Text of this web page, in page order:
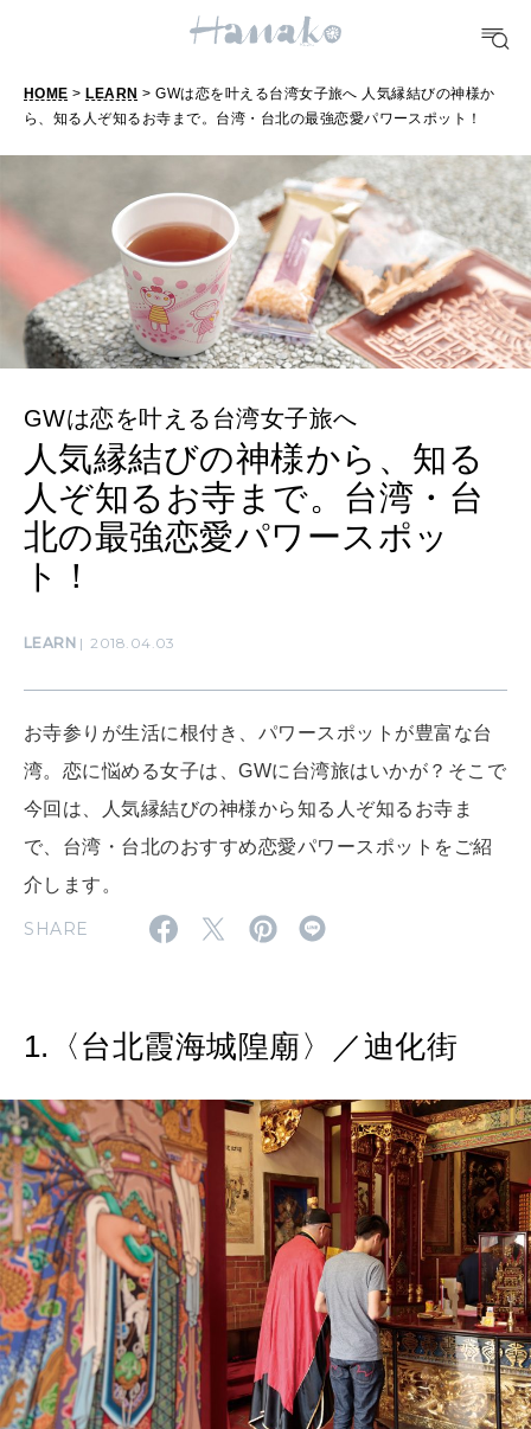
FORTUNE
明日のわたし
[12星座別] Weekly Holoscope
[12星座別] Monthly Love Holoscope
女神まり愛のタロットメッセージ
算命学がわかる今月のあなた
HEALTH
自分にやさしく
LEARN
知る、考える
MAMA
ママもいろいろ
CULTURE
WORK&MONEY
いい人生って？
MAGAZINE
2026年7月号「鎌倉 ローカルが 教えてくれた 本当の歩き方。」
2026年6月号「大銀座 トレンドが生まれる 新しい一流店へ。」
2026年5月号「“大好き”に出会いに。韓国」
2026年4月号「未来をつくる、学びの教科書。」
2026年3月号「スイーツ予想図 2026」
2026年2月号「良運を掴む 新・開運術。」
MAGAZINE MOOK
FOLLOW US!
HOME > LEARN > GWは恋を叶える台湾女子旅へ 人気縁結びの神様か
ら、知る人ぞ知るお寺まで。台湾・台北の最強恋愛パワースポット！
GWは恋を叶える台湾女子旅へ
人気縁結びの神様から、知る
人ぞ知るお寺まで。台湾・台
北の最強恋愛パワースポッ
ト！
LEARN 2018.04.03
お寺参りが生活に根付き、パワースポットが豊富な台
湾。恋に悩める女子は、GWに台湾旅はいかが？そこで
今回は、人気縁結びの神様から知る人ぞ知るお寺ま
で、台湾・台北のおすすめ恋愛パワースポットをご紹
介します。
SHARE
1.〈台北霞海城隍廟〉／迪化街